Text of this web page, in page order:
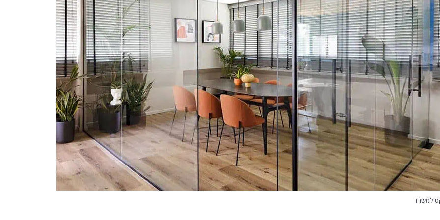
למשרד